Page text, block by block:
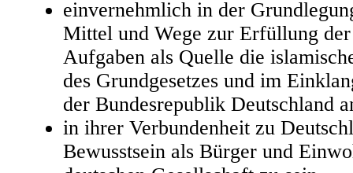
einvernehmlich in der
Mittel und Wege zur Erfüllung der
Aufgaben als Quelle die
des Grundgesetzes und im
der Bundesrepublik Deutschland
in ihrer Verbundenheit zu
Bewusstsein als Bürger und